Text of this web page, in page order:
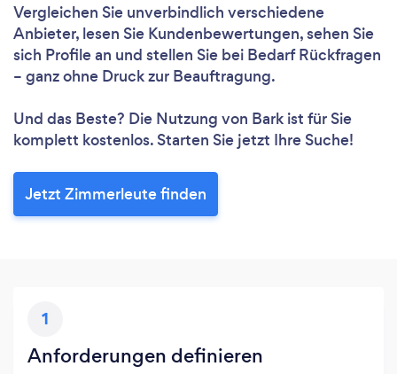
Vergleichen Sie unverbindlich verschiedene
Anbieter, lesen Sie Kundenbewertungen, sehen Sie
sich Profile an und stellen Sie bei Bedarf Rückfragen
– ganz ohne Druck zur Beauftragung.
Und das Beste? Die Nutzung von Bark ist für Sie
komplett kostenlos. Starten Sie jetzt Ihre Suche!
Jetzt Zimmerleute finden
1
Anforderungen definieren